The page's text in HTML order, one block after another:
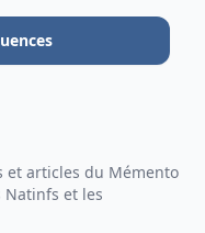
et articles du Mémento
Natinfs et les